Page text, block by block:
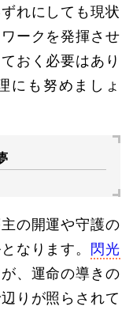
れにしても現状
ークを発揮させ
おく必要はあり
にも努めましょ
の開運や守護の
なります。 閃光
、運命の導きの
りが照らされて